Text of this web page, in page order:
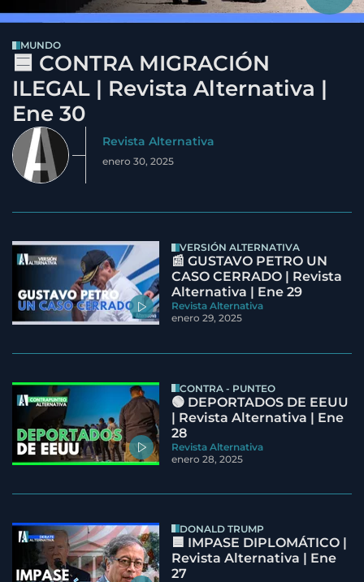
MUNDO
🟦 CONTRA MIGRACIÓN
ILEGAL | Revista Alternativa |
Ene 30
Revista Alternativa
enero 30, 2025
VERSIÓN ALTERNATIVA
📰 GUSTAVO PETRO UN
CASO CERRADO | Revista
Alternativa | Ene 29
Revista Alternativa
enero 29, 2025
CONTRA - PUNTEO
🟢 DEPORTADOS DE EEUU
| Revista Alternativa | Ene
28
Revista Alternativa
enero 28, 2025
DONALD TRUMP
🟦 IMPASE DIPLOMÁTICO |
Revista Alternativa | Ene
27